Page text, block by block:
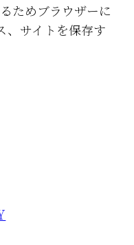
ためブラウザーに
、サイトを保存す